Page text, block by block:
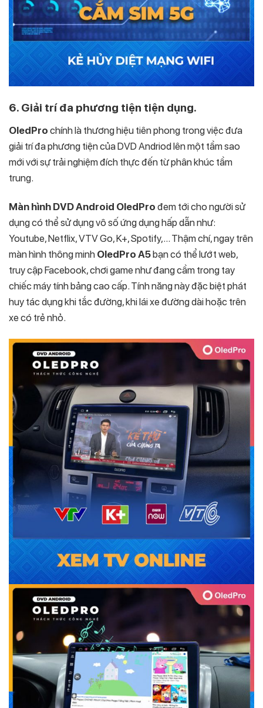
6. Giải trí đa phương tiện tiện dụng.
OledPro chính là thương hiệu tiên phong trong việc đưa
giải trí đa phương tiện của DVD Andriod lên một tầm sao
mới với sự trải nghiệm đích thực đến từ phân khúc tầm
trung.
Màn hình DVD Android OledPro đem tới cho người sử
dụng có thể sử dụng vô số ứng dụng hấp dẫn như:
Youtube, Netflix, VTV Go, K+, Spotify,… Thậm chí, ngay trên
màn hình thông minh OledPro A5bạn có thể lướt web,
truy cập Facebook, chơi game như đang cầm trong tay
chiếc máy tính bảng cao cấp. Tính năng này đặc biệt phát
huy tác dụng khi tắc đường, khi lái xe đường dài hoặc trên
xe có trẻ nhỏ.